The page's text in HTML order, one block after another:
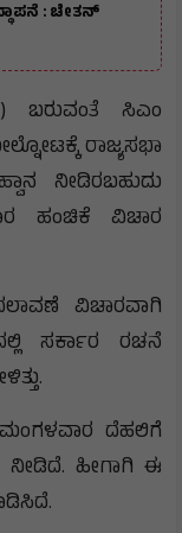
: ಚೇತನ್
ಬರುವಂತೆ ಸಿಎಂ
ರಾಜ್ಯಸಭಾ
ನೀಡಿರಬಹುದು
ಹಂಚಿಕೆ ವಿಚಾರ
ವಿಚಾರವಾಗಿ
ಸರ್ಕಾರ ರಚನೆ
ಮಂಗಳವಾರ ದೆಹಲಿಗೆ
ನೀಡಿದೆ. ಹೀಗಾಗಿ ಈ